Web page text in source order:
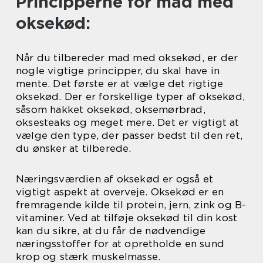
oksekød:
Når du tilbereder mad med oksekød, er der
nogle vigtige principper, du skal have in
mente. Det første er at vælge det rigtige
oksekød. Der er forskellige typer af oksekød,
såsom hakket oksekød, oksemørbrad,
oksesteaks og meget mere. Det er vigtigt at
vælge den type, der passer bedst til den ret,
du ønsker at tilberede.
Næringsværdien af oksekød er også et
vigtigt aspekt at overveje. Oksekød er en
fremragende kilde til protein, jern, zink og B-
vitaminer. Ved at tilføje oksekød til din kost
kan du sikre, at du får de nødvendige
næringsstoffer for at opretholde en sund
krop og stærk muskelmasse.